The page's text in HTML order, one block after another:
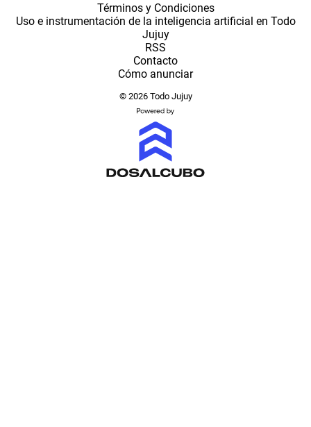
Términos y Condiciones
Uso e instrumentación de la inteligencia artificial en Todo
Jujuy
RSS
Contacto
Cómo anunciar
© 2026 Todo Jujuy